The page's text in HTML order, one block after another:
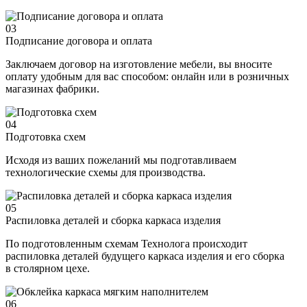
03
Подписание договора и оплата
Заключаем договор на изготовление мебели, вы вносите
оплату удобным для вас способом: онлайн или в розничных
магазинах фабрики.
04
Подготовка схем
Исходя из ваших пожеланий мы подготавливаем
технологические схемы для производства.
05
Распиловка деталей и сборка каркаса изделия
По подготовленным схемам Технолога происходит
распиловка деталей будущего каркаса изделия и его сборка
в столярном цехе.
06